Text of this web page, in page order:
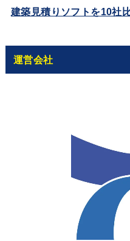
建築見積りソフトを10社
運営会社